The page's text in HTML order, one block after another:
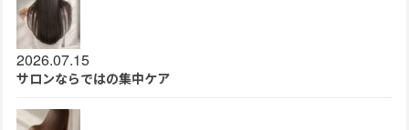
2026.07.15
サロンならではの集中ケア